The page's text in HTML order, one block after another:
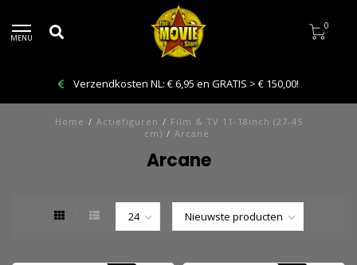
MENU
0
Verzendkosten NL: € 6,95 en GRATIS > € 150,00!
Home / Actiefiguren / Film & TV 11-18inch (27-45
cm) / Arcane
Arcane